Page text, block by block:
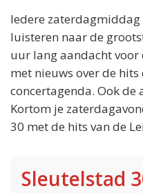
Iedere
luisteren naar de
uur lang aandacht
met nieuws over de
concertagenda. Ook de
Kortom je
30 met de hits van de
Sleutelstad